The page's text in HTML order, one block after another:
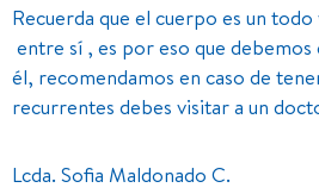
Recuerda que el cuerpo es un
entre sí , es por eso que debemos
él, recomendamos en caso de
recurrentes debes visitar a un
Lcda. Sofia Maldonado C.